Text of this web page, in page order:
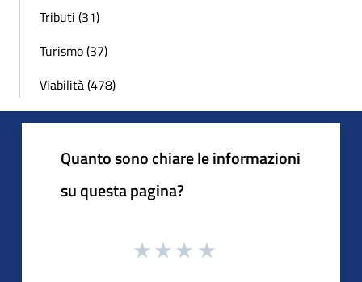
Tributi (31)
Turismo (37)
Viabilità (478)
Quanto sono chiare le informazioni
su questa pagina?